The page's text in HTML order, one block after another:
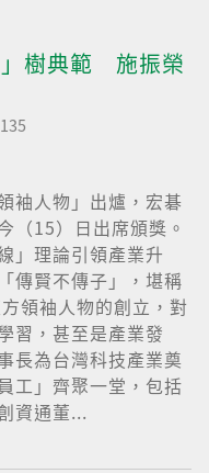
」樹典範 施振榮
135
袖人物」出爐，宏碁
（15）日出席頒獎。
」理論引領產業升
傳賢不傳子」，堪稱
領袖人物的創立，對
習，甚至是產業發
長為台灣科技產業奠
工」齊聚一堂，包括
資通董...